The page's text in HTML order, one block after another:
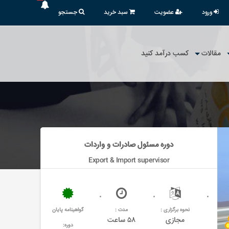
ورود عضویت سبد خرید جستجو
مقالات کسب درآمد کنید
دوره مسئول صادرات و واردات
Export & Import supervisor
نحوه برگزاری :
مجازی
مدت :
۵۸ ساعت
گواهینامه پایان
دوره: